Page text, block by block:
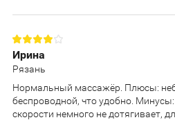
Ирина
Рязань
Нормальный массажёр. Плюсы:
беспроводной, что удобно.
скорости немного не дотягивает,